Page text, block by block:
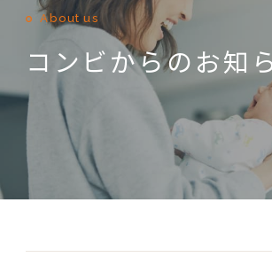
About us
コンビからのお知